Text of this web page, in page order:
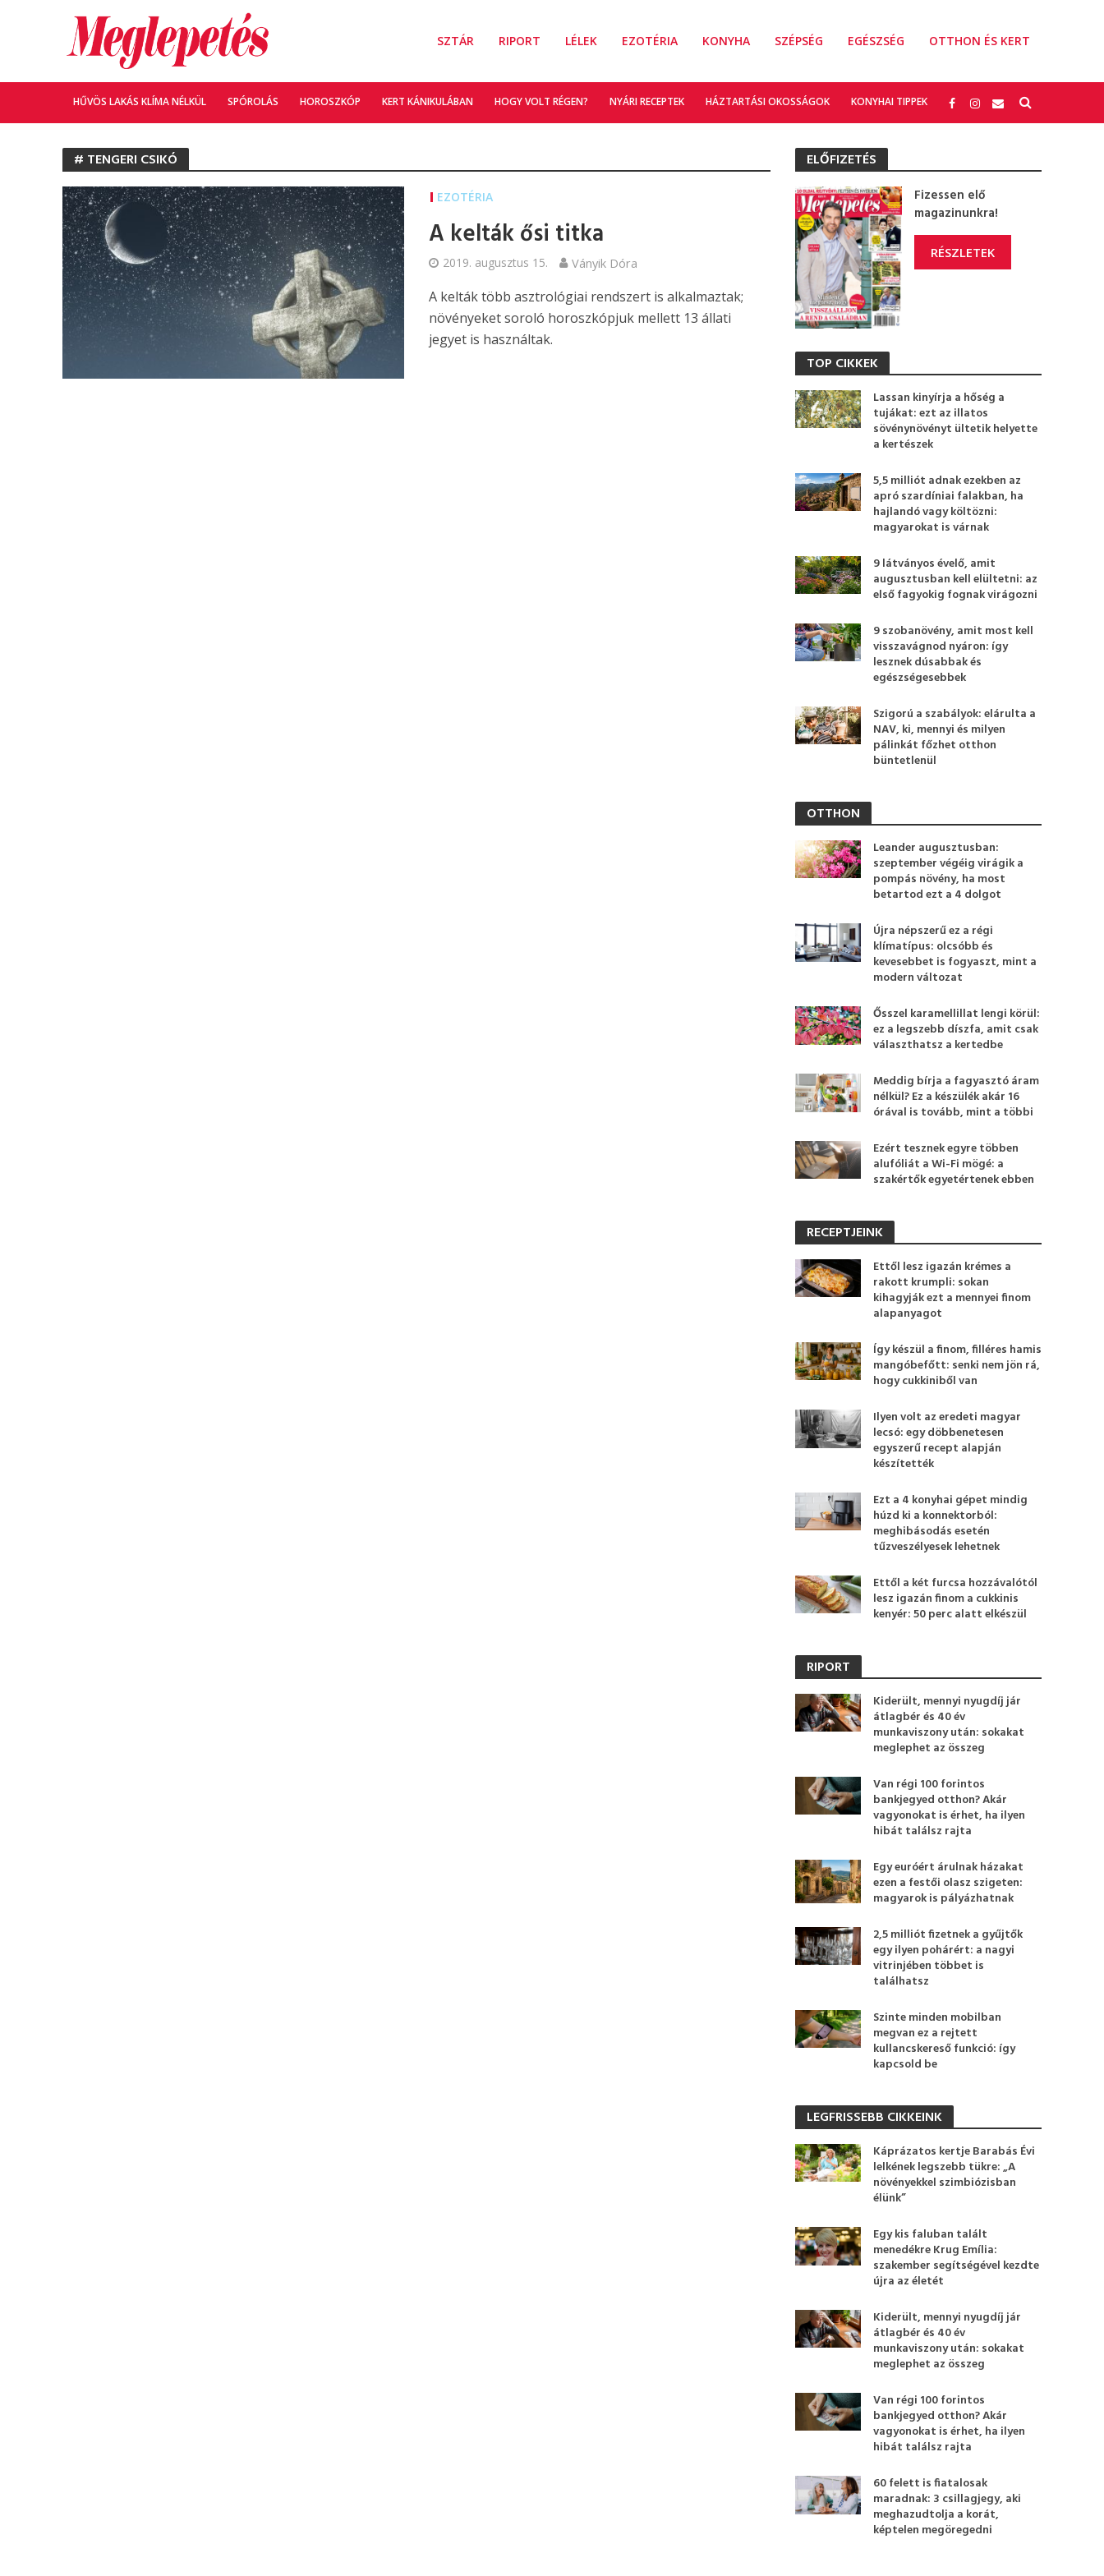
SZTÁR RIPORT LÉLEK EZOTÉRIA KONYHA SZÉPSÉG EGÉSZSÉG OTTHON ÉS KERT
HŰVÖS LAKÁS KLÍMA NÉLKÜL SPÓROLÁS HOROSZKÓP KERT KÁNIKULÁBAN HOGY VOLT RÉGEN? NYÁRI RECEPTEK HÁZTARTÁSI OKOSSÁGOK KONYHAI TIPPEK
# TENGERI CSIKÓ
EZOTÉRIA
A kelták ősi titka
2019. augusztus 15. Ványik Dóra
A kelták több asztrológiai rendszert is alkalmaztak;
növényeket soroló horoszkópjuk mellett 13 állati
jegyet is használtak.
ELŐFIZETÉS
Fizessen elő
magazinunkra!
RÉSZLETEK
TOP CIKKEK
Lassan kinyírja a hőség a
tujákat: ezt az illatos
sövénynövényt ültetik helyette
a kertészek
5,5 milliót adnak ezekben az
apró szardíniai falakban, ha
hajlandó vagy költözni:
magyarokat is várnak
9 látványos évelő, amit
augusztusban kell elültetni: az
első fagyokig fognak virágozni
9 szobanövény, amit most kell
visszavágnod nyáron: így
lesznek dúsabbak és
egészségesebbek
Szigorú a szabályok: elárulta a
NAV, ki, mennyi és milyen
pálinkát főzhet otthon
büntetlenül
OTTHON
Leander augusztusban:
szeptember végéig virágik a
pompás növény, ha most
betartod ezt a 4 dolgot
Újra népszerű ez a régi
klímatípus: olcsóbb és
kevesebbet is fogyaszt, mint a
modern változat
Ősszel karamellillat lengi körül:
ez a legszebb díszfa, amit csak
választhatsz a kertedbe
Meddig bírja a fagyasztó áram
nélkül? Ez a készülék akár 16
órával is tovább, mint a többi
Ezért tesznek egyre többen
alufóliát a Wi-Fi mögé: a
szakértők egyetértenek ebben
RECEPTJEINK
Ettől lesz igazán krémes a
rakott krumpli: sokan
kihagyják ezt a mennyei finom
alapanyagot
Így készül a finom, filléres hamis
mangóbefőtt: senki nem jön rá,
hogy cukkiniből van
Ilyen volt az eredeti magyar
lecsó: egy döbbenetesen
egyszerű recept alapján
készítették
Ezt a 4 konyhai gépet mindig
húzd ki a konnektorból:
meghibásodás esetén
tűzveszélyesek lehetnek
Ettől a két furcsa hozzávalótól
lesz igazán finom a cukkinis
kenyér: 50 perc alatt elkészül
RIPORT
Kiderült, mennyi nyugdíj jár
átlagbér és 40 év
munkaviszony után: sokakat
meglephet az összeg
Van régi 100 forintos
bankjegyed otthon? Akár
vagyonokat is érhet, ha ilyen
hibát találsz rajta
Egy euróért árulnak házakat
ezen a festői olasz szigeten:
magyarok is pályázhatnak
2,5 milliót fizetnek a gyűjtők
egy ilyen pohárért: a nagyi
vitrinjében többet is
találhatsz
Szinte minden mobilban
megvan ez a rejtett
kullancskereső funkció: így
kapcsold be
LEGFRISSEBB CIKKEINK
Káprázatos kertje Barabás Évi
lelkének legszebb tükre: „A
növényekkel szimbiózisban
élünk”
Egy kis faluban talált
menedékre Krug Emília:
szakember segítségével kezdte
újra az életét
Kiderült, mennyi nyugdíj jár
átlagbér és 40 év
munkaviszony után: sokakat
meglephet az összeg
Van régi 100 forintos
bankjegyed otthon? Akár
vagyonokat is érhet, ha ilyen
hibát találsz rajta
60 felett is fiatalosak
maradnak: 3 csillagjegy, aki
meghazudtolja a korát,
képtelen megöregedni